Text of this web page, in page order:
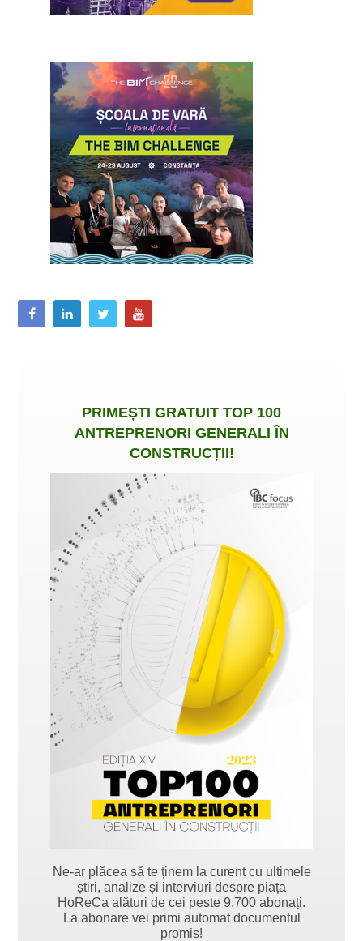
PRIMEȘTI GRATUIT TOP 100
ANTREPRENORI GENERALI ÎN
CONSTRUCȚII!
Ne-ar plăcea să te ținem la curent cu ultimele
știri, analize și interviuri despre piața
HoReCa alături de cei peste 9.700 abonați.
La abonare vei primi automat documentul
promis!